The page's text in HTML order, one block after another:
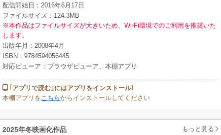
配信開始日：2016年6月17日
ファイルサイズ：124.3MB
※本作品はファイルサイズが大きいため、Wi-Fi環境でのご利用を推奨いた
します。
出版年月：2008年4月
ISBN：9784594056445
対応ビューア：ブラウザビューア、本棚アプリ
｢アプリで読む｣にはアプリをインストール!
本棚アプリを こちらからインストールしてください
2025年冬映画化作品 もっと見る